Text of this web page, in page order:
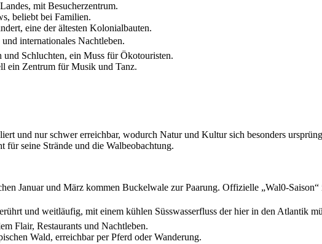
mit Besucherzentrum.
beliebt bei Familien.
eine der ältesten Kolonialbauten.
internationales Nachtleben.
und Schluchten, ein Muss für Ökotouristen.
ein Zentrum für Musik und Tanz.
und nur schwer erreichbar, wodurch Natur und Kultur sich besonders
für seine Strände und die Walbeobachtung.
Januar und März kommen Buckelwale zur Paarung. Offizielle „Wal0-
und weitläufig, mit einem kühlen Süsswasserfluss der hier in den Atlantik
Flair, Restaurants und Nachtleben.
Wald, erreichbar per Pferd oder Wanderung.